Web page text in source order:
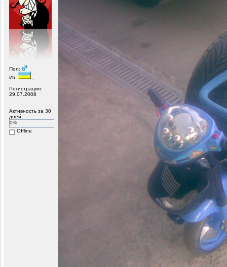
Пол:
Из:
Регистрация:
29.07.2008
Активность за 30
дней
0%
Offline